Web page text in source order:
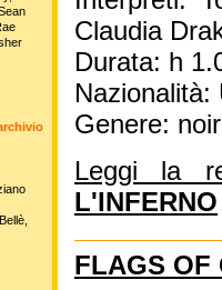
Claudia
Durata: h
Nazionalità:
Genere: noir
Leggi la
L'INFERNO
FLAGS OF